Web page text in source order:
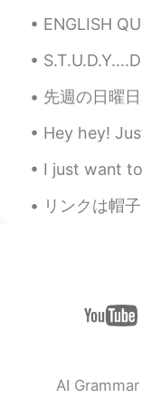
JP EN
富士山き
Mano
と自分の
nt
ENGLISH QUIZ! Who would
S.T.U.D.Y....Do You Know What
先週の日曜日私はthe GazettEコンサートに行きま
Hey hey! Just wanted to
I just want to say it is such
リンクは帽子をかぶる笑 I
AI Grammar